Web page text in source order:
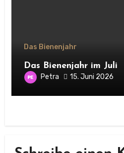
Das Bienenjahr
Das Bienenjahr im Juli
Petra 15. Juni 2026